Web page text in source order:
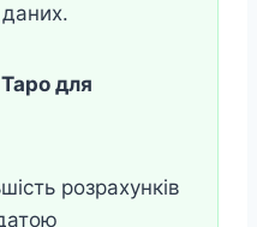
для
розрахунків